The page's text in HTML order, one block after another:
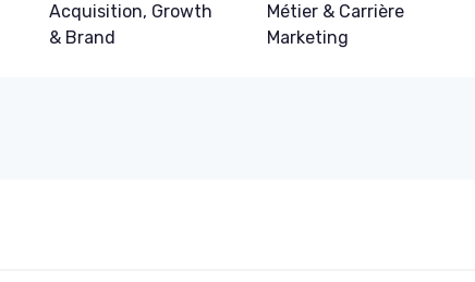
Acquisition, Growth
& Brand
Métier & Carrière
Marketing